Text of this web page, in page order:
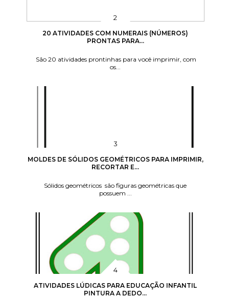
20 ATIVIDADES COM NUMERAIS (NÚMEROS)
PRONTAS PARA...
São 20 atividades prontinhas para você imprimir, com
os...
MOLDES DE SÓLIDOS GEOMÉTRICOS PARA IMPRIMIR,
RECORTAR E...
Sólidos geométricos são figuras geométricas que
possuem ...
ATIVIDADES LÚDICAS PARA EDUCAÇÃO INFANTIL
PINTURA A DEDO...